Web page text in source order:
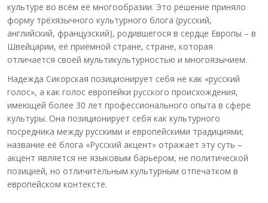
культуре во всём её многообразии. Это решение приняло
форму трёхязычного культурного блога (русский,
английский, французский), родившегося в сердце Европы – в
Швейцарии, её приёмной стране, стране, которая
отличается своей мультикультурностью и многоязычием.
Надежда Сикорская позиционирует себя не как «русский
голос», а как голос европейки русского происхождения,
имеющей более 30 лет профессионального опыта в сфере
культуры. Она позиционирует себя как культурного
посредника между русскими и европейскими традициями;
название её блога «Русский акцент» отражает эту суть –
акцент является не языковым барьером, не политической
позицией, но отличительным культурным отпечатком в
европейском контексте.